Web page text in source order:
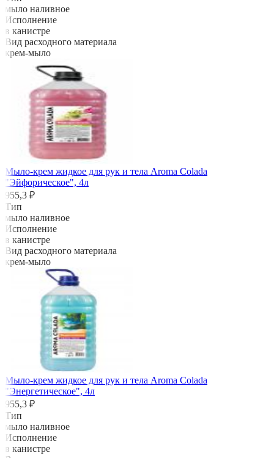
мыло наливное
Исполнение
в канистре
Вид расходного материала
крем-мыло
Мыло-крем жидкое для рук и тела Aroma Colada
"Эйфорическое", 4л
955,3 ₽
Тип
мыло наливное
Исполнение
в канистре
Вид расходного материала
крем-мыло
Мыло-крем жидкое для рук и тела Aroma Colada
"Энергетическое", 4л
955,3 ₽
Тип
мыло наливное
Исполнение
в канистре